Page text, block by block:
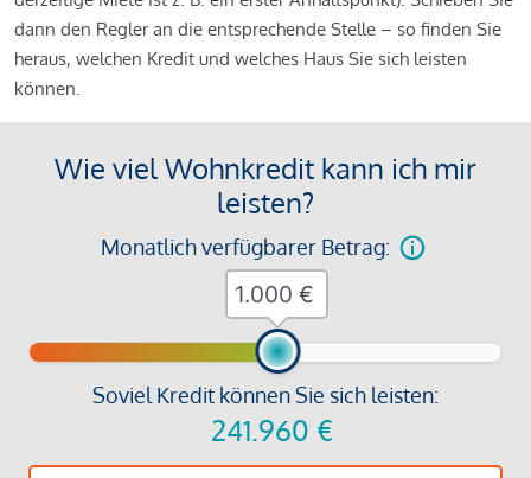
dann den Regler an die entsprechende Stelle – so finden Sie
heraus, welchen Kredit und welches Haus Sie sich leisten
können.
Wie viel Wohnkredit kann ich mir
leisten?
Monatlich verfügbarer Betrag:
Soviel Kredit können Sie sich leisten:
241.960 €
€